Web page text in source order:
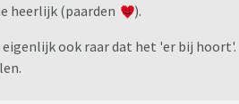
heerlijk (paarden
).
ook raar dat het 'er bij hoort'.